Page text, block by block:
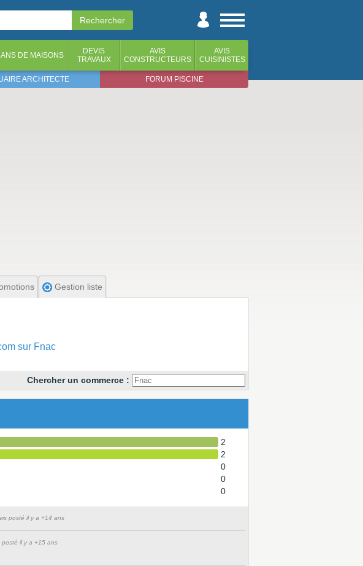
DE MAISONS
DEVIS
TRAVAUX
AVIS
CONSTRUCTEURS
AVIS
CUISINISTES
ARCHITECTE FORUM PISCINE
Gestion liste
sur Fnac
Chercher un commerce :
2
2
0
0
0
posté il y a +14 ans
posté il y a +15 ans